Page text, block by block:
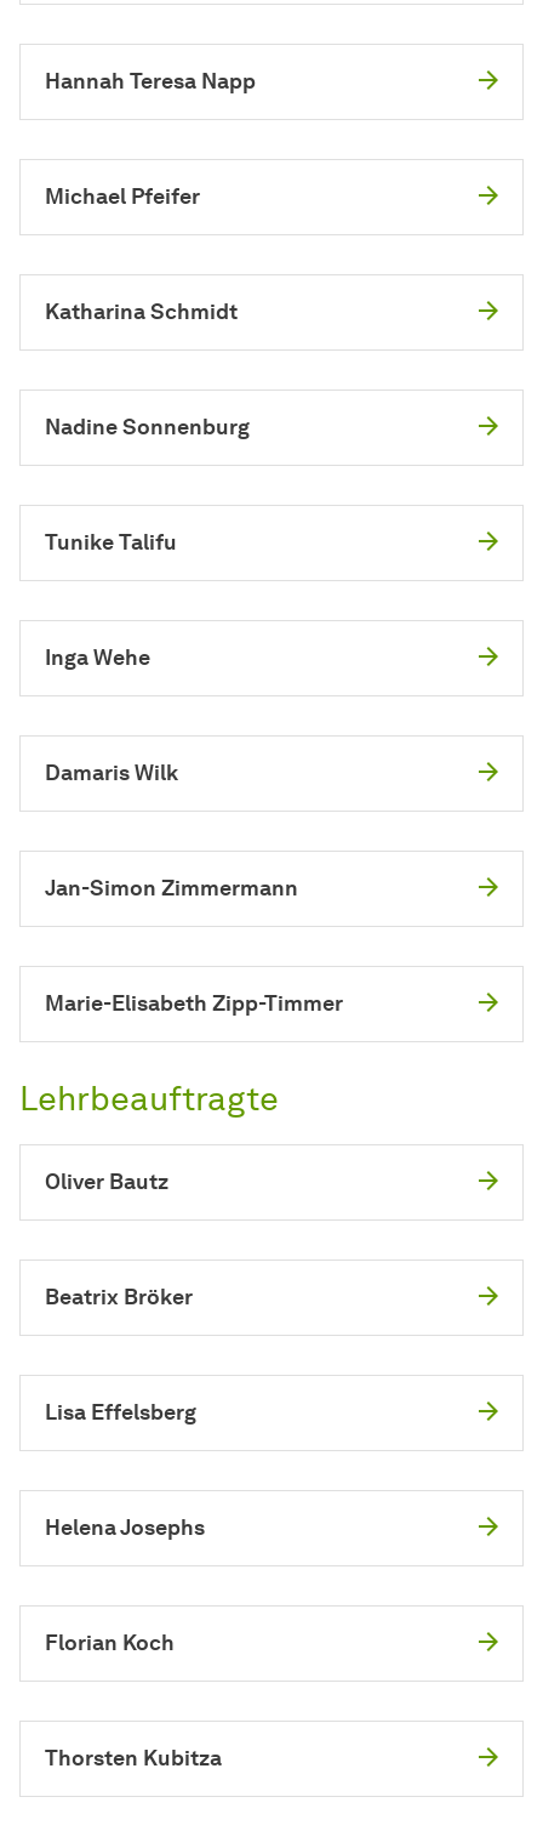
Hannah Teresa Napp
Michael Pfeifer
Katharina Schmidt
Nadine Sonnenburg
Tunike Talifu
Inga Wehe
Damaris Wilk
Jan-Simon Zimmermann
Marie-Elisabeth Zipp-Timmer
Lehrbeauftragte
Oliver Bautz
Beatrix Bröker
Lisa Effelsberg
Helena Josephs
Florian Koch
Thorsten Kubitza